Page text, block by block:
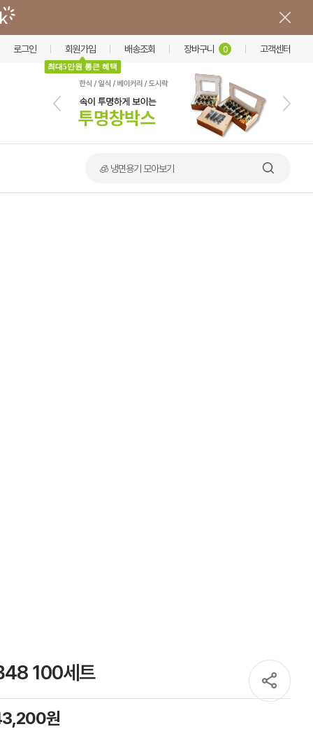
로그인 회원가입
최대5만원 통큰 혜택
배송조회 장바구니 0 고객센터
🍲 덮밥·비빔밥 가마솥용기
100세트
원